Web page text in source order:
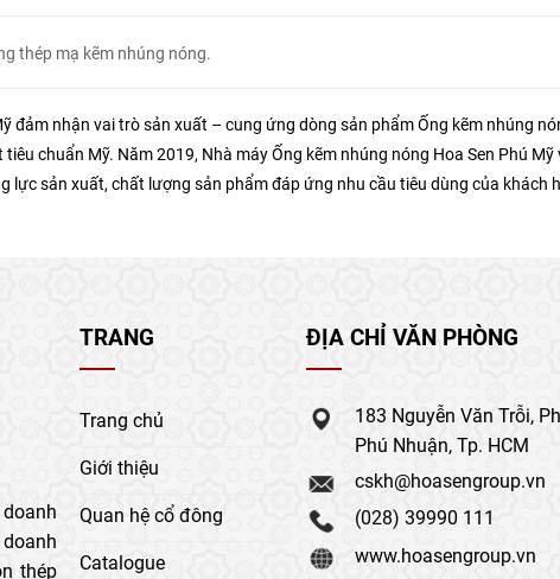
thép mạ kẽm nhúng nóng.
đảm nhận vai trò sản xuất – cung ứng dòng sản phẩm Ống kẽm nhúng
chuẩn Mỹ. Năm 2019, Nhà máy Ống kẽm nhúng nóng Hoa Sen Phú
lực sản xuất, chất lượng sản phẩm đáp ứng nhu cầu tiêu dùng của khách
thép
TRANG
Trang chủ
Giới thiệu
Quan hệ cổ đông
Catalogue
ĐỊA CHỈ VĂN PHÒNG
183 Nguyễn Văn Trỗi,
Phú Nhuận, Tp. HCM
cskh@hoasengroup.vn
(028) 39990 111
www.hoasengroup.vn